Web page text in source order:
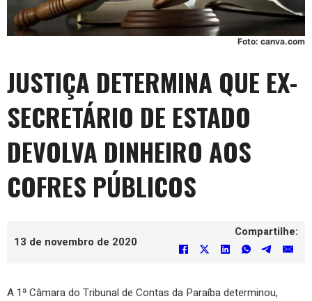
Foto: canva.com
JUSTIÇA DETERMINA QUE EX-
SECRETÁRIO DE ESTADO
DEVOLVA DINHEIRO AOS
COFRES PÚBLICOS
13 de novembro de 2020
Compartilhe:
A 1ª Câmara do Tribunal de Contas da Paraíba determinou,